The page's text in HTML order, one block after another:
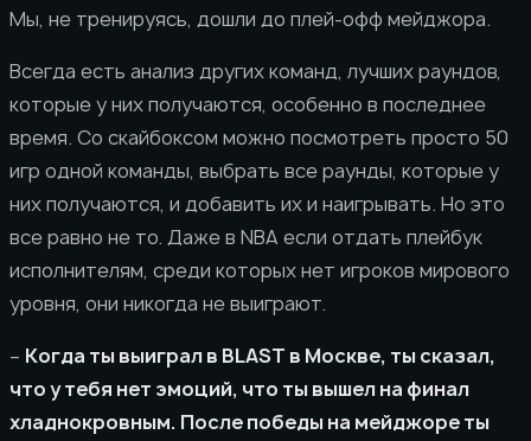
Мы, не тренируясь, дошли до плей-офф мейджора.
Всегда есть анализ других команд, лучших раундов,
которые у них получаются, особенно в последнее
время. Со скайбоксом можно посмотреть просто 50
игр одной команды, выбрать все раунды, которые у
них получаются, и добавить их и наигрывать. Но это
все равно не то. Даже в NBA если отдать плейбук
исполнителям, среди которых нет игроков мирового
уровня, они никогда не выиграют.
– Когда ты выиграл в BLAST в Москве, ты сказал,
что у тебя нет эмоций, что ты вышел на финал
хладнокровным. После победы на мейджоре ты